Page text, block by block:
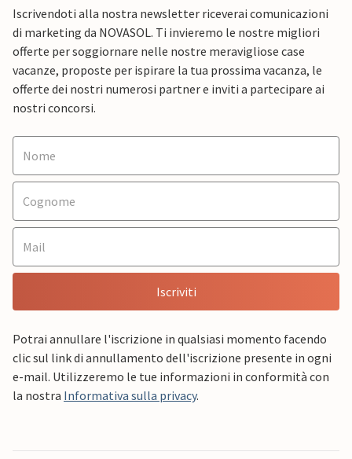
Iscrivendoti alla nostra newsletter riceverai comunicazioni
di marketing da NOVASOL. Ti invieremo le nostre migliori
offerte per soggiornare nelle nostre meravigliose case
vacanze, proposte per ispirare la tua prossima vacanza, le
offerte dei nostri numerosi partner e inviti a partecipare ai
nostri concorsi.
Iscriviti
Potrai annullare l'iscrizione in qualsiasi momento facendo
clic sul link di annullamento dell'iscrizione presente in ogni
e-mail. Utilizzeremo le tue informazioni in conformità con
la nostra Informativa sulla privacy.